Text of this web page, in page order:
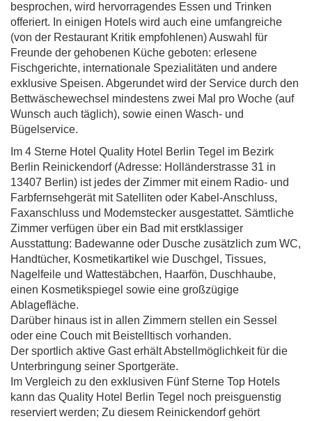
besprochen, wird hervorragendes Essen und Trinken
offeriert. In einigen Hotels wird auch eine umfangreiche
(von der Restaurant Kritik empfohlenen) Auswahl für
Freunde der gehobenen Küche geboten: erlesene
Fischgerichte, internationale Spezialitäten und andere
exklusive Speisen. Abgerundet wird der Service durch den
Bettwäschewechsel mindestens zwei Mal pro Woche (auf
Wunsch auch täglich), sowie einen Wasch- und
Bügelservice.
Im 4 Sterne Hotel Quality Hotel Berlin Tegel im Bezirk
Berlin Reinickendorf (Adresse: Holländerstrasse 31 in
13407 Berlin) ist jedes der Zimmer mit einem Radio- und
Farbfernsehgerät mit Satelliten oder Kabel-Anschluss,
Faxanschluss und Modemstecker ausgestattet. Sämtliche
Zimmer verfügen über ein Bad mit erstklassiger
Ausstattung: Badewanne oder Dusche zusätzlich zum WC,
Handtücher, Kosmetikartikel wie Duschgel, Tissues,
Nagelfeile und Wattestäbchen, Haarfön, Duschhaube,
einen Kosmetikspiegel sowie eine großzügige
Ablagefläche.
Darüber hinaus ist in allen Zimmern stellen ein Sessel
oder eine Couch mit Beistelltisch vorhanden.
Der sportlich aktive Gast erhält Abstellmöglichkeit für die
Unterbringung seiner Sportgeräte.
Im Vergleich zu den exklusiven Fünf Sterne Top Hotels
kann das Quality Hotel Berlin Tegel noch preisguenstig
reserviert werden; Zu diesem Reinickendorf gehört